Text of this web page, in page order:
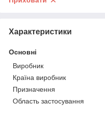
Характеристики
Основні
Виробник
Країна виробник
Призначення
Область застосування